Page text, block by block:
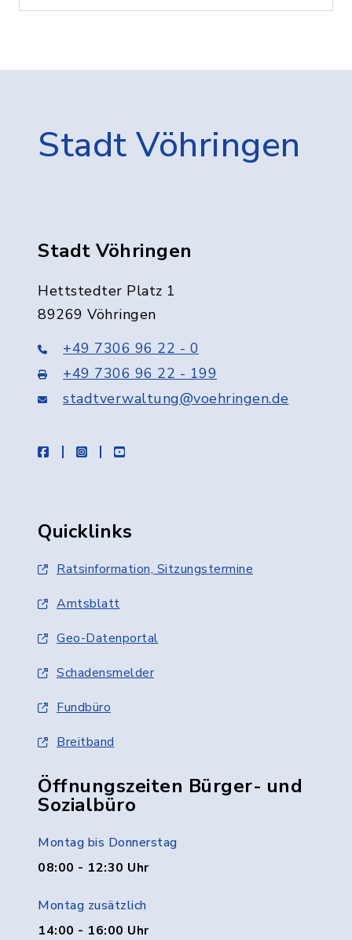
Stadt Vöhringen
Stadt Vöhringen
Hettstedter Platz 1
89269 Vöhringen
+49 7306 96 22 - 0
+49 7306 96 22 - 199
stadtverwaltung@voehringen.de
facebookinstagramyoutube
Quicklinks
Ratsinformation, Sitzungstermine
Amtsblatt
Geo-Datenportal
Schadensmelder
Fundbüro
Breitband
Öffnungszeiten Bürger- und
Sozialbüro
Montag bis Donnerstag
08:00 - 12:30 Uhr
Montag zusätzlich
14:00 - 16:00 Uhr